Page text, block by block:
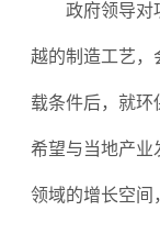
政府领导对项
越的制造工艺，
载条件后，就环
希望与当地产业
领域的增长空间